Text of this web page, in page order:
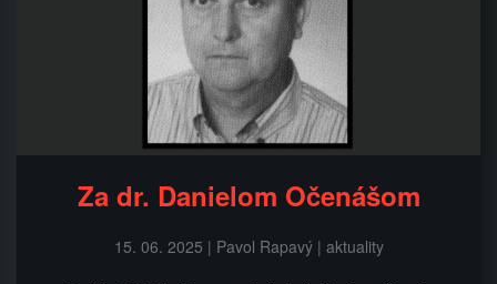
Za dr. Danielom Očenášom
15. 06. 2025 | Pavol Rapavý | aktuality